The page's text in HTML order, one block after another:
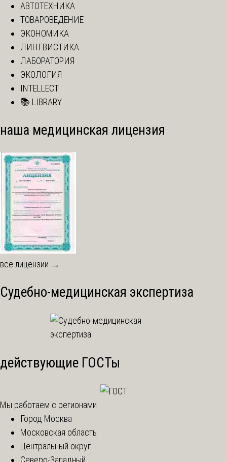
АВТОТЕХНИКА
ТОВАРОВЕДЕНИЕ
ЭКОНОМИКА
ЛИНГВИСТИКА
ЛАБОРАТОРИЯ
ЭКОЛОГИЯ
INTELLECT
📚 LIBRARY
наша медицинская лицензия
все лицензии →
Судебно-медицинская экспертиза
действующие ГОСТы
Мы работаем с регионами
Город Москва
Московская область
Центральный округ
Северо-Западный